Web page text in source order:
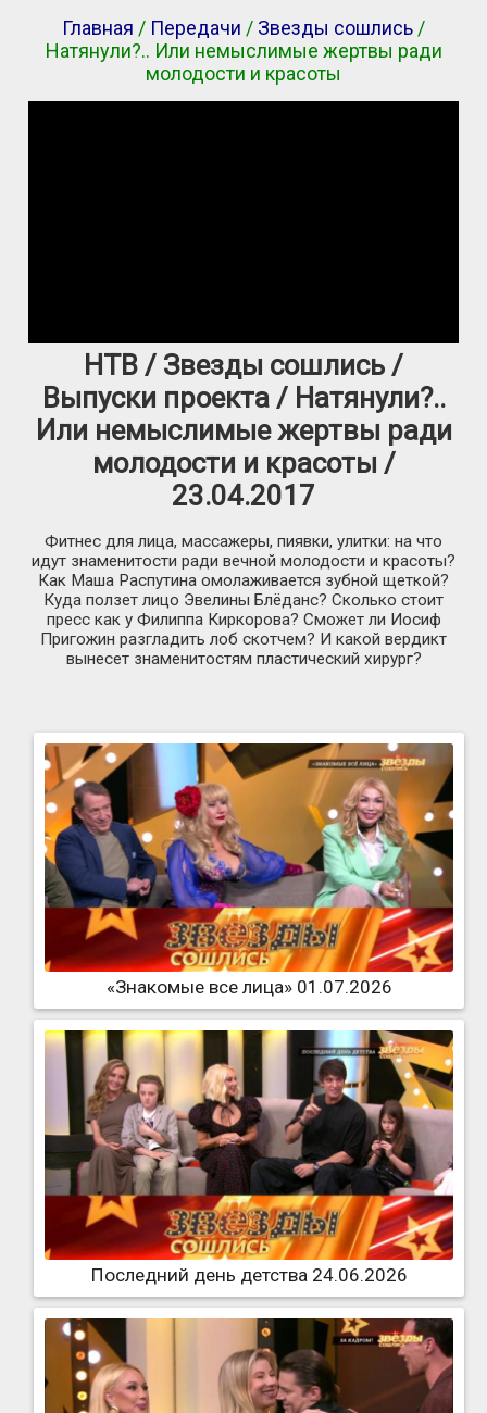
Главная / Передачи / Звезды сошлись /
Натянули?.. Или немыслимые жертвы ради
молодости и красоты
НТВ / Звезды сошлись /
Выпуски проекта / Натянули?..
Или немыслимые жертвы ради
молодости и красоты /
23.04.2017
Фитнес для лица, массажеры, пиявки, улитки: на что
идут знаменитости ради вечной молодости и красоты?
Как Маша Распутина омолаживается зубной щеткой?
Куда ползет лицо Эвелины Блёданс? Сколько стоит
пресс как у Филиппа Киркорова? Сможет ли Иосиф
Пригожин разгладить лоб скотчем? И какой вердикт
вынесет знаменитостям пластический хирург?
«Знакомые все лица» 01.07.2026
Последний день детства 24.06.2026